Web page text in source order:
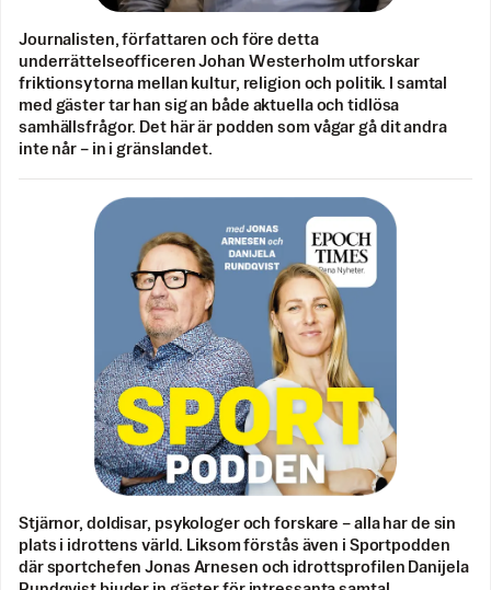
Journalisten, författaren och före detta
underrättelseofficeren Johan Westerholm utforskar
friktionsytorna mellan kultur, religion och politik. I samtal
med gäster tar han sig an både aktuella och tidlösa
samhällsfrågor. Det här är podden som vågar gå dit andra
inte når – in i gränslandet.
Stjärnor, doldisar, psykologer och forskare – alla har de sin
plats i idrottens värld. Liksom förstås även i Sportpodden
där sportchefen Jonas Arnesen och idrottsprofilen Danijela